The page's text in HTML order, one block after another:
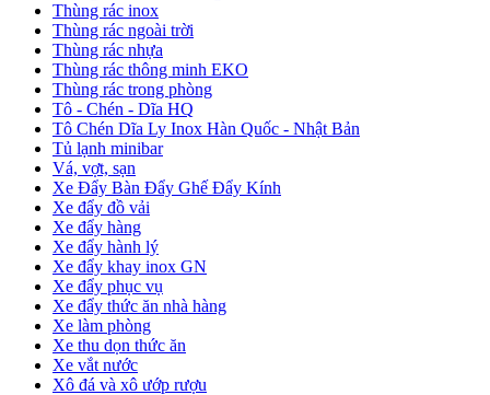
Thùng rác inox
Thùng rác ngoài trời
Thùng rác nhựa
Thùng rác thông minh EKO
Thùng rác trong phòng
Tô - Chén - Dĩa HQ
Tô Chén Dĩa Ly Inox Hàn Quốc - Nhật Bản
Tủ lạnh minibar
Vá, vợt, sạn
Xe Đẩy Bàn Đẩy Ghế Đẩy Kính
Xe đẩy đồ vải
Xe đẩy hàng
Xe đẩy hành lý
Xe đẩy khay inox GN
Xe đẩy phục vụ
Xe đẩy thức ăn nhà hàng
Xe làm phòng
Xe thu dọn thức ăn
Xe vắt nước
Xô đá và xô ướp rượu